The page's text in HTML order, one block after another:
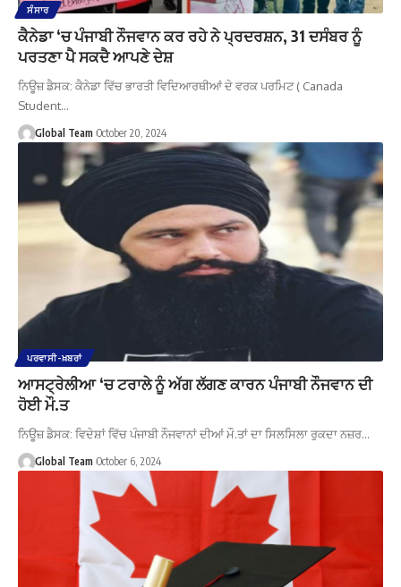
ਸੰਸਾਰ
ਕੈਨੇਡਾ ‘ਚ ਪੰਜਾਬੀ ਨੌਜਵਾਨ ਕਰ ਰਹੇ ਨੇ ਪ੍ਰਦਰਸ਼ਨ, 31 ਦਸੰਬਰ ਨੂੰ
ਪਰਤਣਾ ਪੈ ਸਕਦੈ ਆਪਣੇ ਦੇਸ਼
ਨਿਊਜ਼ ਡੈਸਕ: ਕੈਨੇਡਾ ਵਿੱਚ ਭਾਰਤੀ ਵਿਦਿਆਰਥੀਆਂ ਦੇ ਵਰਕ ਪਰਮਿਟ ( Canada
Student…
Global Team October 20, 2024
ਪਰਵਾਸੀ-ਖ਼ਬਰਾਂ
ਆਸਟ੍ਰੇਲੀਆ ‘ਚ ਟਰਾਲੇ ਨੂੰ ਅੱਗ ਲੱਗਣ ਕਾਰਨ ਪੰਜਾਬੀ ਨੌਜਵਾਨ ਦੀ
ਹੋਈ ਮੌ.ਤ
ਨਿਊਜ਼ ਡੈਸਕ: ਵਿਦੇਸ਼ਾਂ ਵਿੱਚ ਪੰਜਾਬੀ ਨੌਜਵਾਨਾਂ ਦੀਆਂ ਮੌ.ਤਾਂ ਦਾ ਸਿਲਸਿਲਾ ਰੁਕਦਾ ਨਜ਼ਰ…
Global Team October 6, 2024